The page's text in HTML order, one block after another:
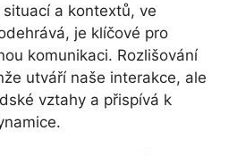
a kontextů, ve
je klíčové pro
komunikaci. Rozlišování
utváří naše interakce, ale
vztahy a přispívá k